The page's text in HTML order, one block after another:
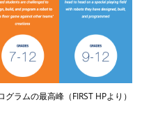
ラムの最高峰（FIRST HPより）